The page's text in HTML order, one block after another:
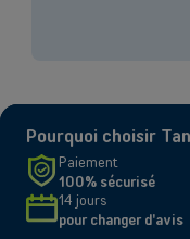
Chargement rapide
Écran
Taille et résolution
Type d'écran
Pourquoi choisir
Paiement
100% sécurisé
14 jours
pour changer d'avis